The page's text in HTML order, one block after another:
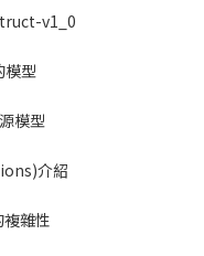
v1_0
型
模型
介紹
雜性